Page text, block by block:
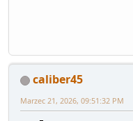
caliber45
Marzec 21, 2026, 09:51:32 PM